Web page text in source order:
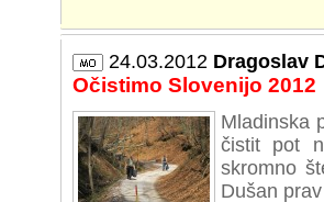
24.03.2012 Dragoslav
Očistimo Slovenijo 2012
Mladinska
čistit pot
skromno
Dušan